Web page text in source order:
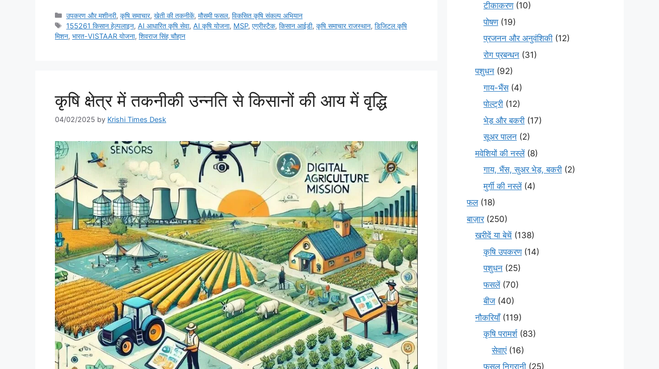
उपकरण और मशीनरी,कृषि समाचार,खेती की तकनीकें,मौसमी फसल,विकसित कृषि संकल्प अभियान
155261 किसान हेल्पलाइन, AI आधारित कृषि सेवा, AI कृषि योजना, MSP,एग्रीस्टैक,किसान आईडी,कृषि समाचार राजस्थान,डिजिटल कृषि
मिशन, भारत-VISTAAR योजना, शिवराज सिंह चौहान
कृषि क्षेत्र में तकनीकी उन्नति से किसानों की आय में वृद्धि
04/02/2025 by Krishi Times Desk
टीकाकरण(10)
पोषण(19)
प्रजनन और अनुवंशिकी (12)
रोग प्रबन्धन (31)
पशुधन (92)
गाय-भैंस(4)
पोल्ट्री (12)
भेड़ और बकरी (17)
सूअर पालन (2)
मवेशियों की नस्लें(8)
गाय, भैंस, सुअर भेड़, बकरी (2)
मुर्गी की नस्लें(4)
फल(18)
बाज़ार(250)
खरीदें या बेचें (138)
कृषि उपकरण(14)
पशुधन (25)
फसलें(70)
बीज (40)
नौकरियाँ(119)
कृषि परामर्श(83)
सेवाएं(16)
फसल निगरानी (25)